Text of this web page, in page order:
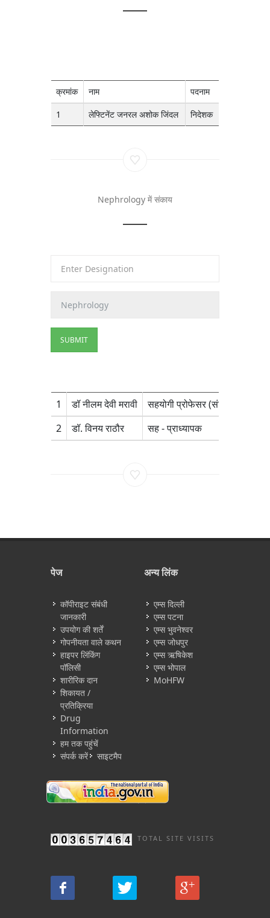
क्रमांक नाम
पदनाम
1
लेफ्टिनेंट जनरल अशोक जिंदल निदेशक
Nephrology में संकाय
SUBMIT
1 डॉ नीलम देवी मरावी सहयोगी प्रोफेसर (संविदात्मक)
2
डॉ. विनय राठौर सह - प्राध्यापक
पेज
कॉपीराइट संबंधी
जानकारी
उपयोग की शर्तें
गोपनीयता वाले कथन
हाइपर लिंकिंग
पॉलिसी
शारीरिक दान
शिकायत /
प्रतिक्रिया
Drug
Information
हम तक पहुंचें
संपर्क करें
साइटमैप
अन्य लिंक
एम्स दिल्ली
एम्स पटना
एम्स भुवनेश्वर
एम्स जोधपुर
एम्स ऋषिकेश
एम्स भोपाल
MoHFW
TOTAL SITE VISITS